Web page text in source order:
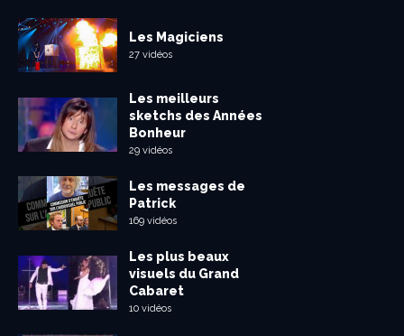
Les Magiciens
27 vidéos
Les meilleurs
sketchs des Années
Bonheur
29 vidéos
Les messages de
Patrick
169 vidéos
Les plus beaux
visuels du Grand
Cabaret
10 vidéos